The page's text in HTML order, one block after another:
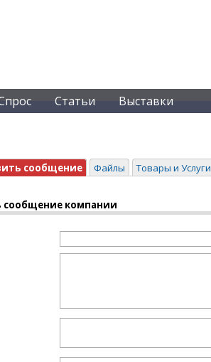
Статьи Выставки
сообщение Файлы Товары и Услуги
сообщение компании